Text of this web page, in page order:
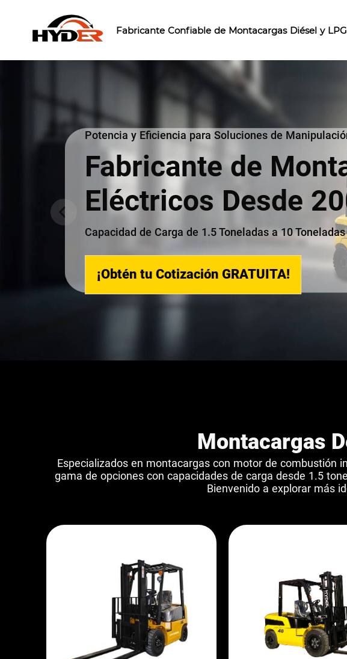
Fabricante Confiable de Montacargas Diésel y
Potencia y Eficiencia para Soluciones de
Fabricante de
Eléctricos Desde
Capacidad de Carga de 1.5 Toneladas a 10
¡Obtén tu Cotización GRATUITA!
Montacargas
Especializados en montacargas con motor de combustión
gama de opciones con capacidades de carga desde 1.5
Bienvenido a explorar más